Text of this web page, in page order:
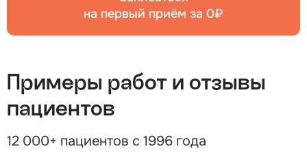
на первый приём за 0₽
Примеры работ и отзывы
пациентов
12 000+ пациентов с 1996 года